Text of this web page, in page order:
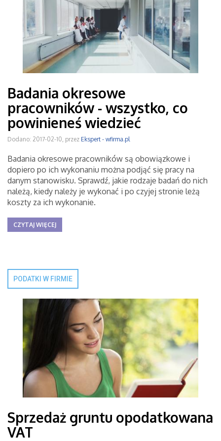
Badania okresowe
pracowników - wszystko, co
powinieneś wiedzieć
Dodano: 2017-02-10, przez Ekspert - wfirma.pl
Badania okresowe pracowników są obowiązkowe i
dopiero po ich wykonaniu można podjąć się pracy na
danym stanowisku. Sprawdź, jakie rodzaje badań do nich
należą, kiedy należy je wykonać i po czyjej stronie leżą
koszty za ich wykonanie.
CZYTAJ WIĘCEJ
PODATKI W FIRMIE
Sprzedaż gruntu opodatkowana
VAT